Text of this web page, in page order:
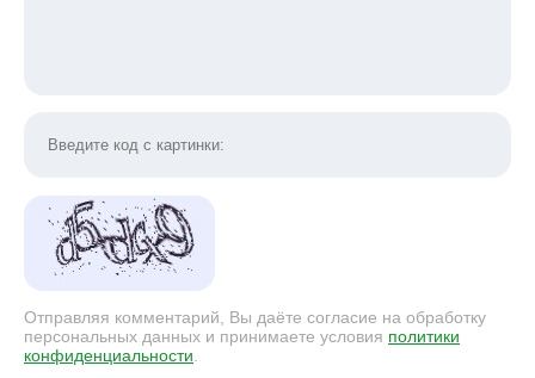
Отправляя комментарий, Вы даёте согласие на обработку
персональных данных и принимаете условия политики
конфиденциальности